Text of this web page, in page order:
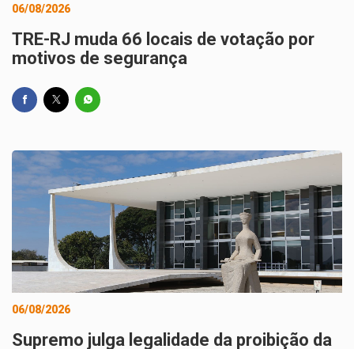
06/08/2026
TRE-RJ muda 66 locais de votação por
motivos de segurança
06/08/2026
Supremo julga legalidade da proibição da